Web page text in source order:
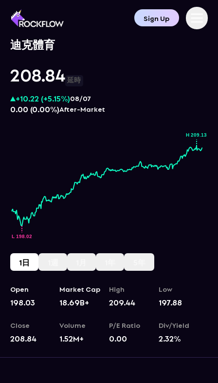
Sign Up
迪克體育
208.84 延時
+10.22 (+5.15%)08/07
0.00 (0.00%)After-Market
1日
Open
198.03
Market Cap
18.69B+
High
209.44
Low
197.88
Close
208.84
Volume
1.52M+
P/E Ratio
0.00
Div/Yield
2.32%